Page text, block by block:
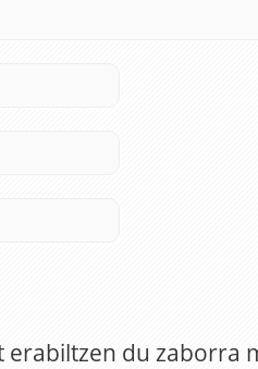
erabiltzen du zaborra